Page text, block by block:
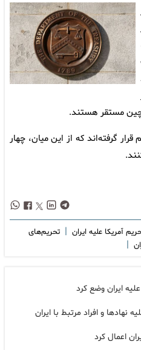
چین مستقر هستند.
گرفته‌اند که از این میان، چهار
آمریکا علیه ایران | تحریم‌های
|
ایران وضع کرد
نهادها و افراد مرتبط با ایران
اعمال کرد